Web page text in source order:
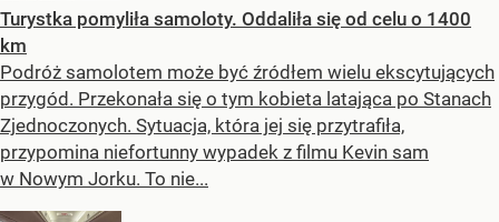
Turystka pomyliła samoloty. Oddaliła się od celu o 1400
km
Podróż samolotem może być źródłem wielu ekscytujących
przygód. Przekonała się o tym kobieta latająca po Stanach
Zjednoczonych. Sytuacja, która jej się przytrafiła,
przypomina niefortunny wypadek z filmu Kevin sam
w Nowym Jorku. To nie...